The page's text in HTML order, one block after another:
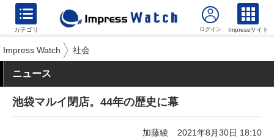
カテゴリ Impressサイト
Impress Watch 社会
ニュース
池袋マルイ閉店。44年の歴史に幕
加藤綾 2021年8月30日 18:10